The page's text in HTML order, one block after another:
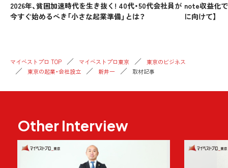
2026年、貧困加速時代を生き抜く! 40代・50代会社員が
今すぐ始めるべき「小さな起業準備」とは？
note収益化
に向けて】
マイベストプロ TOP マイベストプロ東京
東京のビジネス
東京の起業・会社設立
新井一 取材記事
Other Interview